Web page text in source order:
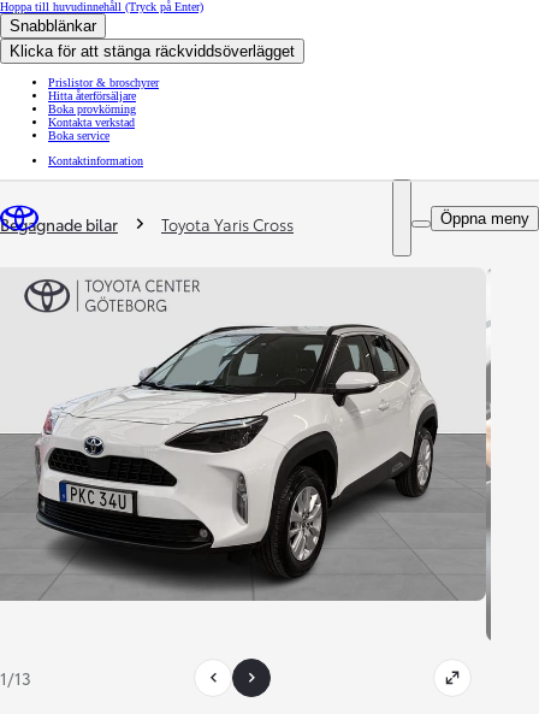
Hoppa till huvudinnehåll (Tryck på Enter)
Snabblänkar
Klicka för att stänga räckviddsöverlägget
Prislistor & broschyrer
Hitta återförsäljare
Boka provkörning
Kontakta verkstad
Boka service
Kontaktinformation
Öppna meny
You are here
Begagnade bilar Toyota Yaris Cross
1/13